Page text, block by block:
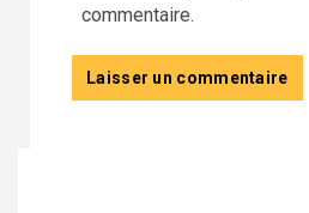
commentaire.